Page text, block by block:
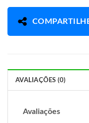
AVALIAÇÕES (0)
Avaliações